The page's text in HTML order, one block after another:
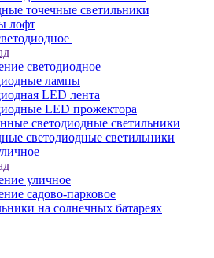
точечные светильники
лофт
светодиодное
лампы
LED лента
LED прожектора
светодиодные светильники
светодиодные светильники
уличное
садово-парковое
на солнечных батареях